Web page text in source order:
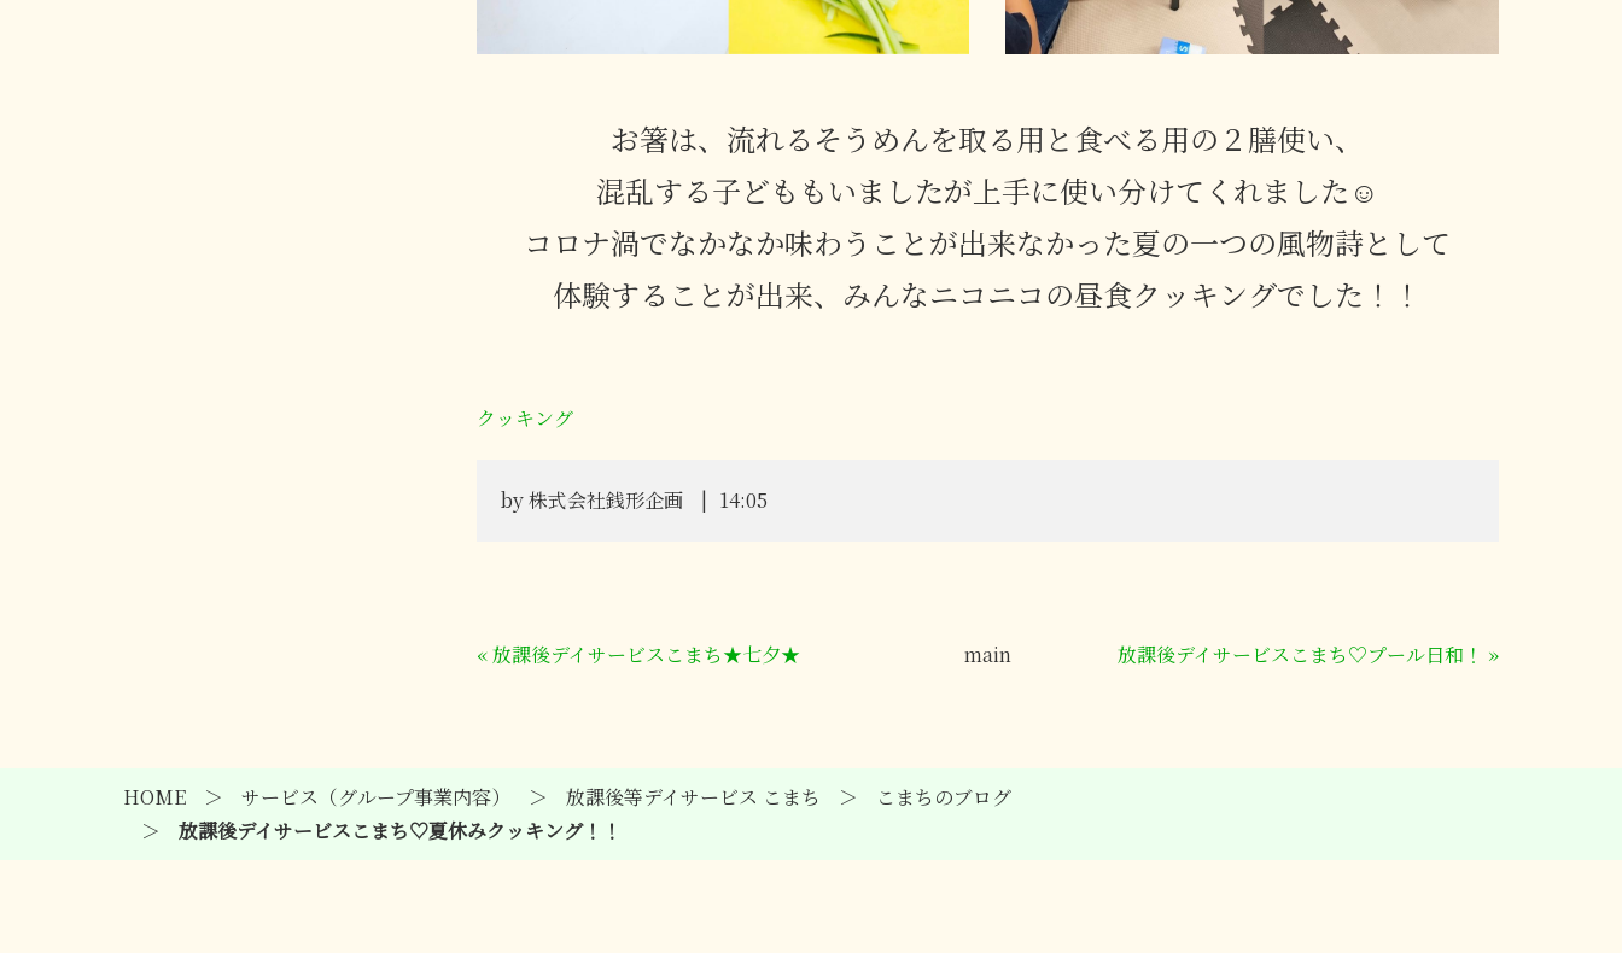
お箸は、流れるそうめんを取る用と食べる用の２膳使い、
混乱する子どももいましたが上手に使い分けてくれました☺
コロナ渦でなかなか味わうことが出来なかった夏の一つの風物詩として
体験することが出来、みんなニコニコの昼食クッキングでした！！
クッキング
by株式会社銭形企画 14:05
«放課後デイサービスこまち★七夕★ main 放課後デイサービスこまち♡プール日和！ »
HOME サービス（グループ事業内容） 放課後等デイサービス こまち
こまちのブログ
放課後デイサービスこまち♡夏休みクッキング！！